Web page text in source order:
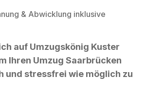
& Abwicklung inklusive
auf Umzugskönig Kuster
Ihren Umzug Saarbrücken
und stressfrei wie möglich zu